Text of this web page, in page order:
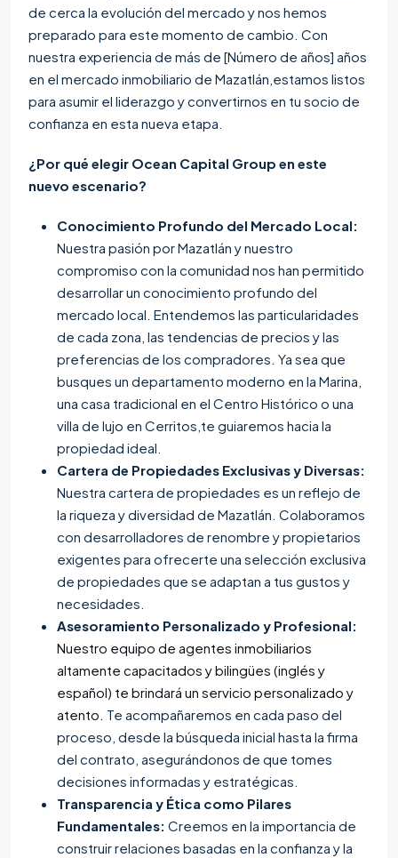
de cerca la evolución del mercado y nos hemos
preparado para este momento de cambio. Con
nuestra experiencia de más de [Número de años] años
en el mercado inmobiliario de Mazatlán,estamos listos
para asumir el liderazgo y convertirnos en tu socio de
confianza en esta nueva etapa.
¿Por qué elegir Ocean Capital Group en este
nuevo escenario?
Conocimiento Profundo del Mercado Local:
Nuestra pasión por Mazatlán y nuestro
compromiso con la comunidad nos han permitido
desarrollar un conocimiento profundo del
mercado local. Entendemos las particularidades
de cada zona, las tendencias de precios y las
preferencias de los compradores. Ya sea que
busques un departamento moderno en la Marina,
una casa tradicional en el Centro Histórico o una
villa de lujo en Cerritos,te guiaremos hacia la
propiedad ideal.
Cartera de Propiedades Exclusivas y Diversas:
Nuestra cartera de propiedades es un reflejo de
la riqueza y diversidad de Mazatlán. Colaboramos
con desarrolladores de renombre y propietarios
exigentes para ofrecerte una selección exclusiva
de propiedades que se adaptan a tus gustos y
necesidades.
Asesoramiento Personalizado y Profesional:
Nuestro equipo de agentes inmobiliarios
altamente capacitados y bilingües (inglés y
español) te brindará un servicio personalizado y
atento. Te acompañaremos en cada paso del
proceso, desde la búsqueda inicial hasta la firma
del contrato, asegurándonos de que tomes
decisiones informadas y estratégicas.
Transparencia y Ética como Pilares
Fundamentales: Creemos en la importancia de
construir relaciones basadas en la confianza y la